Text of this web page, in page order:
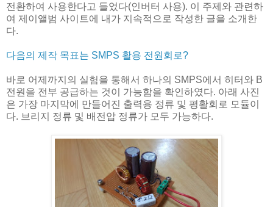
전환하여 사용한다고 들었다(인버터 사용). 이 주제와 관련하
여 제이앨범 사이트에 내가 지속적으로 작성한 글을 소개한
다.
다음의 제작 목표는 SMPS 활용 전원회로?
바로 어제까지의 실험을 통해서 하나의 SMPS에서 히터와 B
전원을 전부 공급하는 것이 가능함을 확인하였다. 아래 사진
은 가장 마지막에 만들어진 출력용 정류 및 평활회로 모듈이
다. 브리지 정류 및 배전압 정류가 모두 가능하다.